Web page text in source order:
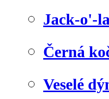
Jack-o'-
Černá
Veselé